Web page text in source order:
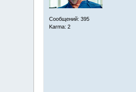
Сообщений: 395
Karma: 2